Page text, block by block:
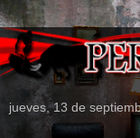
jueves, 13 de